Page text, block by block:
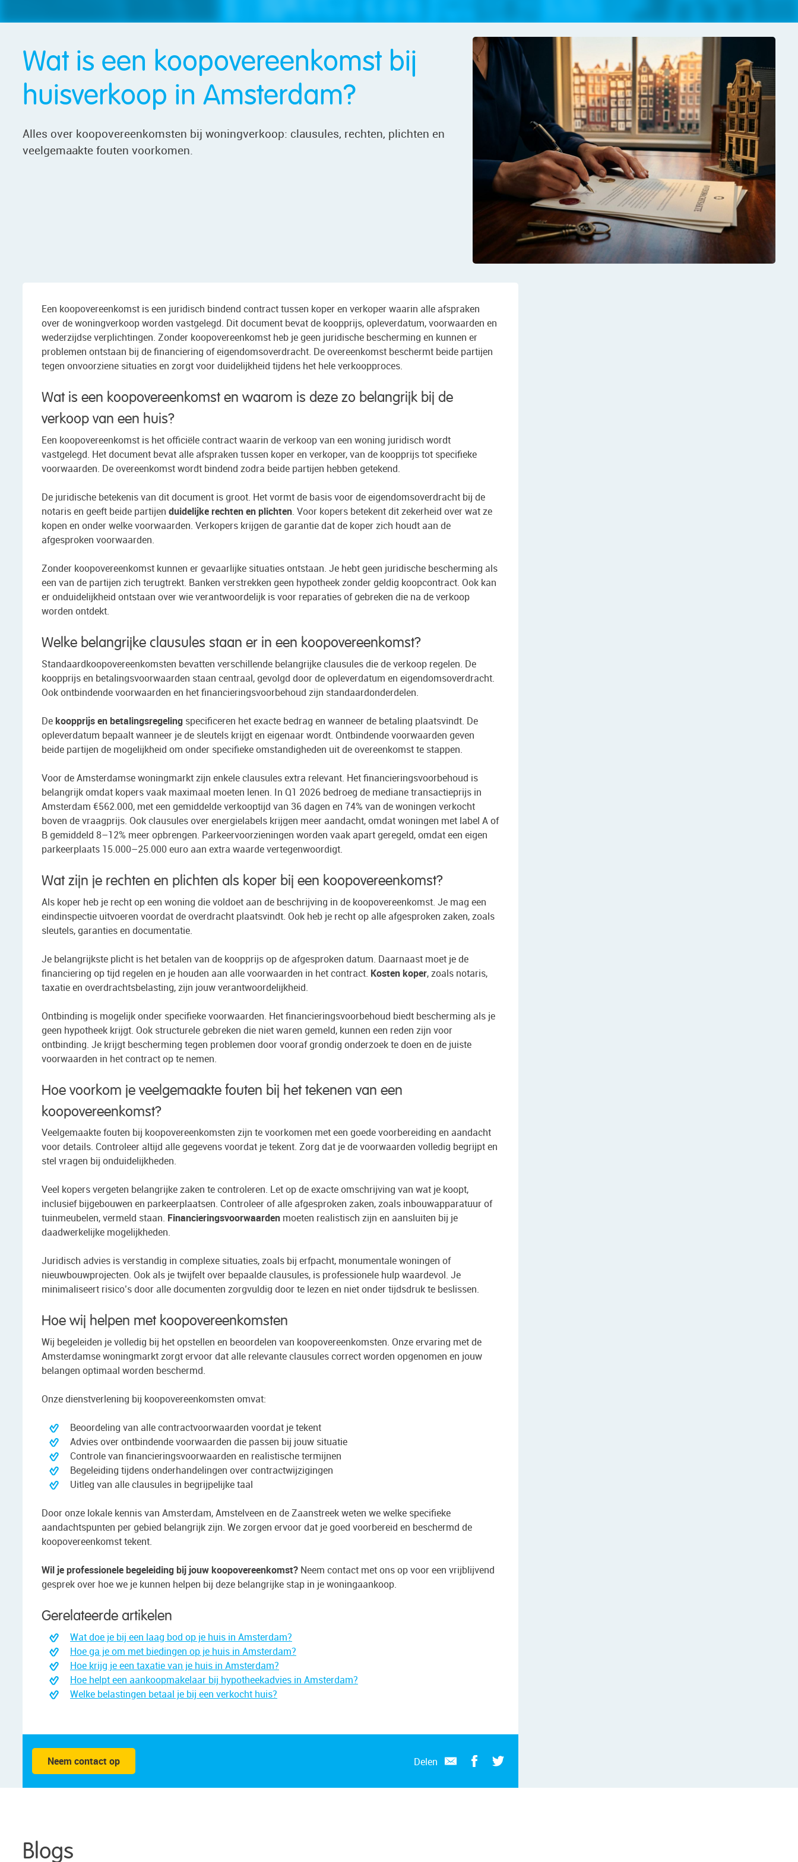
Wat is een koopovereenkomst bij
huisverkoop in Amsterdam?
Alles over koopovereenkomsten bij woningverkoop: clausules, rechten, plichten en
veelgemaakte fouten voorkomen.
Een koopovereenkomst is een juridisch bindend contract tussen koper en verkoper waarin alle afspraken
over de woningverkoop worden vastgelegd. Dit document bevat de koopprijs, opleverdatum, voorwaarden en
wederzijdse verplichtingen. Zonder koopovereenkomst heb je geen juridische bescherming en kunnen er
problemen ontstaan bij de financiering of eigendomsoverdracht. De overeenkomst beschermt beide partijen
tegen onvoorziene situaties en zorgt voor duidelijkheid tijdens het hele verkoopproces.
Wat is een koopovereenkomst en waarom is deze zo belangrijk bij de
verkoop van een huis?
Een koopovereenkomst is het officiële contract waarin de verkoop van een woning juridisch wordt
vastgelegd. Het document bevat alle afspraken tussen koper en verkoper, van de koopprijs tot specifieke
voorwaarden. De overeenkomst wordt bindend zodra beide partijen hebben getekend.
De juridische betekenis van dit document is groot. Het vormt de basis voor de eigendomsoverdracht bij de
notaris en geeft beide partijen duidelijke rechten en plichten. Voor kopers betekent dit zekerheid over wat ze
kopen en onder welke voorwaarden. Verkopers krijgen de garantie dat de koper zich houdt aan de
afgesproken voorwaarden.
Zonder koopovereenkomst kunnen er gevaarlijke situaties ontstaan. Je hebt geen juridische bescherming als
een van de partijen zich terugtrekt. Banken verstrekken geen hypotheek zonder geldig koopcontract. Ook kan
er onduidelijkheid ontstaan over wie verantwoordelijk is voor reparaties of gebreken die na de verkoop
worden ontdekt.
Welke belangrijke clausules staan er in een koopovereenkomst?
Standaardkoopovereenkomsten bevatten verschillende belangrijke clausules die de verkoop regelen. De
koopprijs en betalingsvoorwaarden staan centraal, gevolgd door de opleverdatum en eigendomsoverdracht.
Ook ontbindende voorwaarden en het financieringsvoorbehoud zijn standaardonderdelen.
Dekoopprijs en betalingsregeling specificeren het exacte bedrag en wanneer de betaling plaatsvindt. De
opleverdatum bepaalt wanneer je de sleutels krijgt en eigenaar wordt. Ontbindende voorwaarden geven
beide partijen de mogelijkheid om onder specifieke omstandigheden uit de overeenkomst te stappen.
Voor de Amsterdamse woningmarkt zijn enkele clausules extra relevant. Het financieringsvoorbehoud is
belangrijk omdat kopers vaak maximaal moeten lenen. In Q1 2026 bedroeg de mediane transactieprijs in
Amsterdam €562.000, met een gemiddelde verkooptijd van 36 dagen en 74% van de woningen verkocht
boven de vraagprijs. Ook clausules over energielabels krijgen meer aandacht, omdat woningen met label A of
B gemiddeld 8–12% meer opbrengen. Parkeervoorzieningen worden vaak apart geregeld, omdat een eigen
parkeerplaats 15.000–25.000 euro aan extra waarde vertegenwoordigt.
Wat zijn je rechten en plichten als koper bij een koopovereenkomst?
Als koper heb je recht op een woning die voldoet aan de beschrijving in de koopovereenkomst. Je mag een
eindinspectie uitvoeren voordat de overdracht plaatsvindt. Ook heb je recht op alle afgesproken zaken, zoals
sleutels, garanties en documentatie.
Je belangrijkste plicht is het betalen van de koopprijs op de afgesproken datum. Daarnaast moet je de
financiering op tijd regelen en je houden aan alle voorwaarden in het contract. Kosten koper, zoals notaris,
taxatie en overdrachtsbelasting, zijn jouw verantwoordelijkheid.
Ontbinding is mogelijk onder specifieke voorwaarden. Het financieringsvoorbehoud biedt bescherming als je
geen hypotheek krijgt. Ook structurele gebreken die niet waren gemeld, kunnen een reden zijn voor
ontbinding. Je krijgt bescherming tegen problemen door vooraf grondig onderzoek te doen en de juiste
voorwaarden in het contract op te nemen.
Hoe voorkom je veelgemaakte fouten bij het tekenen van een
koopovereenkomst?
Veelgemaakte fouten bij koopovereenkomsten zijn te voorkomen met een goede voorbereiding en aandacht
voor details. Controleer altijd alle gegevens voordat je tekent. Zorg dat je de voorwaarden volledig begrijpt en
stel vragen bij onduidelijkheden.
Veel kopers vergeten belangrijke zaken te controleren. Let op de exacte omschrijving van wat je koopt,
inclusief bijgebouwen en parkeerplaatsen. Controleer of alle afgesproken zaken, zoals inbouwapparatuur of
tuinmeubelen, vermeld staan. Financieringsvoorwaarden moeten realistisch zijn en aansluiten bij je
daadwerkelijke mogelijkheden.
Juridisch advies is verstandig in complexe situaties, zoals bij erfpacht, monumentale woningen of
nieuwbouwprojecten. Ook als je twijfelt over bepaalde clausules, is professionele hulp waardevol. Je
minimaliseert risico’s door alle documenten zorgvuldig door te lezen en niet onder tijdsdruk te beslissen.
Hoe wij helpen met koopovereenkomsten
Wij begeleiden je volledig bij het opstellen en beoordelen van koopovereenkomsten. Onze ervaring met de
Amsterdamse woningmarkt zorgt ervoor dat alle relevante clausules correct worden opgenomen en jouw
belangen optimaal worden beschermd.
Onze dienstverlening bij koopovereenkomsten omvat:
Beoordeling van alle contractvoorwaarden voordat je tekent
Advies over ontbindende voorwaarden die passen bij jouw situatie
Controle van financieringsvoorwaarden en realistische termijnen
Begeleiding tijdens onderhandelingen over contractwijzigingen
Uitleg van alle clausules in begrijpelijke taal
Door onze lokale kennis van Amsterdam, Amstelveen en de Zaanstreek weten we welke specifieke
aandachtspunten per gebied belangrijk zijn. We zorgen ervoor dat je goed voorbereid en beschermd de
koopovereenkomst tekent.
Wil je professionele begeleiding bij jouw koopovereenkomst? Neem contact met ons op voor een vrijblijvend
gesprek over hoe we je kunnen helpen bij deze belangrijke stap in je woningaankoop.
Gerelateerde artikelen
Wat doe je bij een laag bod op je huis in Amsterdam?
Hoe ga je om met biedingen op je huis in Amsterdam?
Hoe krijg je een taxatie van je huis in Amsterdam?
Hoe helpt een aankoopmakelaar bij hypotheekadvies in Amsterdam?
Welke belastingen betaal je bij een verkocht huis?
Neem contact op Delen
Blogs